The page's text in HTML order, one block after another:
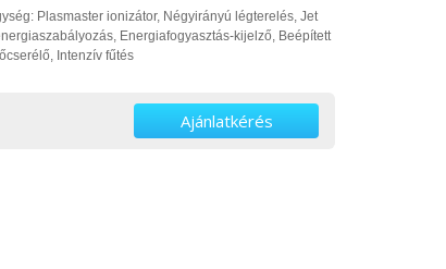
Plasmaster ionizátor, Négyirányú légterelés, Jet
Energiafogyasztás-kijelző, Beépített
Intenzív fűtés
Ajánlatkérés